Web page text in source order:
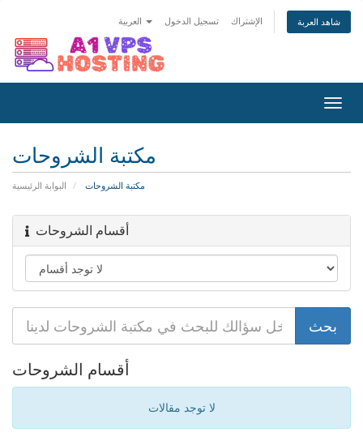
تسجيل الدخول الإشتراك شاهد العربة
تبديل
التنقل
مكتبة الشروحات
البوابة الرئيسية مكتبة الشروحات
أقسام الشروحات
أقسام الشروحات
لا توجد مقالات